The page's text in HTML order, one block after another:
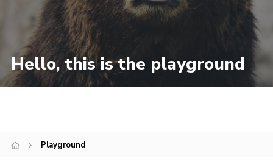
Contact Us
Youth Programme
Cookies
Join
Hello, this is the playground
Playground